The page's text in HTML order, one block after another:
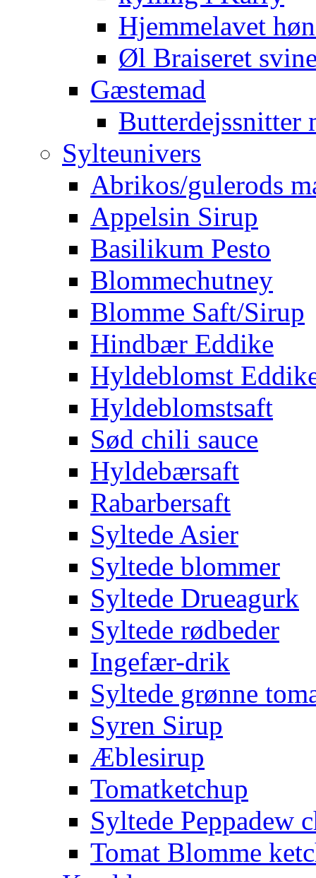
Hjemmelavet
Øl Braiseret
Gæstemad
Butterdejssnitter
Sylteunivers
Abrikos/gulerods
Appelsin Sirup
Basilikum Pesto
Blommechutney
Blomme Saft/Sirup
Hindbær Eddike
Hyldeblomst
Hyldeblomstsaft
Sød chili sauce
Hyldebærsaft
Rabarbersaft
Syltede Asier
Syltede blommer
Syltede Drueagurk
Syltede rødbeder
Ingefær-drik
Syltede grønne
Syren Sirup
Æblesirup
Tomatketchup
Syltede Peppadew
Tomat Blomme